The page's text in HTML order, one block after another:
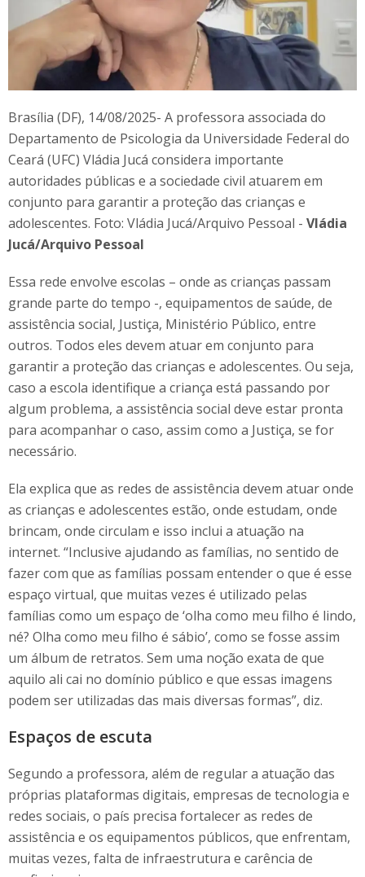
Brasília (DF), 14/08/2025- A professora associada do
Departamento de Psicologia da Universidade Federal do
Ceará (UFC) Vládia Jucá considera importante
autoridades públicas e a sociedade civil atuarem em
conjunto para garantir a proteção das crianças e
adolescentes. Foto: Vládia Jucá/Arquivo Pessoal - Vládia
Jucá/Arquivo Pessoal
Essa rede envolve escolas – onde as crianças passam
grande parte do tempo -, equipamentos de saúde, de
assistência social, Justiça, Ministério Público, entre
outros. Todos eles devem atuar em conjunto para
garantir a proteção das crianças e adolescentes. Ou seja,
caso a escola identifique a criança está passando por
algum problema, a assistência social deve estar pronta
para acompanhar o caso, assim como a Justiça, se for
necessário.
Ela explica que as redes de assistência devem atuar onde
as crianças e adolescentes estão, onde estudam, onde
brincam, onde circulam e isso inclui a atuação na
internet. “Inclusive ajudando as famílias, no sentido de
fazer com que as famílias possam entender o que é esse
espaço virtual, que muitas vezes é utilizado pelas
famílias como um espaço de ‘olha como meu filho é lindo,
né? Olha como meu filho é sábio’, como se fosse assim
um álbum de retratos. Sem uma noção exata de que
aquilo ali cai no domínio público e que essas imagens
podem ser utilizadas das mais diversas formas”, diz.
Espaços de escuta
Segundo a professora, além de regular a atuação das
próprias plataformas digitais, empresas de tecnologia e
redes sociais, o país precisa fortalecer as redes de
assistência e os equipamentos públicos, que enfrentam,
muitas vezes, falta de infraestrutura e carência de